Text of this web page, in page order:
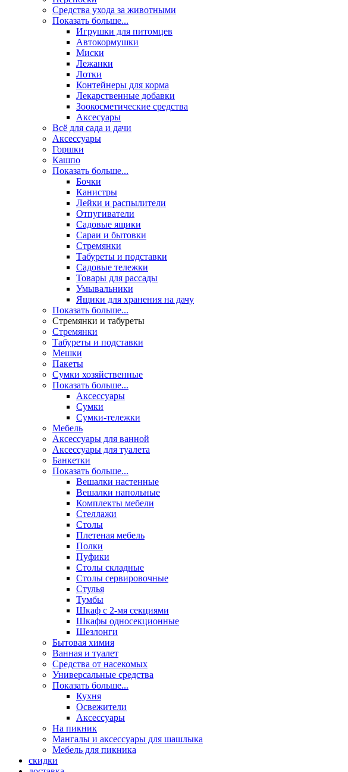
Средства ухода за животными
Показать больше...
Игрушки для питомцев
Автокормушки
Миски
Лежанки
Лотки
Контейнеры для корма
Лекарственные добавки
Зоокосметические средства
Аксесуары
Всё для сада и дачи
Аксессуары
Горшки
Кашпо
Показать больше...
Бочки
Канистры
Лейки и распылители
Отпугиватели
Садовые ящики
Сараи и бытовки
Стремянки
Табуреты и подставки
Садовые тележки
Товары для рассады
Умывальники
Ящики для хранения на дачу
Показать больше...
Стремянки и табуреты
Стремянки
Табуреты и подставки
Мешки
Пакеты
Сумки хозяйственные
Показать больше...
Аксессуары
Сумки
Сумки-тележки
Мебель
Аксессуары для ванной
Аксессуары для туалета
Банкетки
Показать больше...
Вешалки настенные
Вешалки напольные
Комплекты мебели
Стеллажи
Столы
Плетеная мебель
Полки
Пуфики
Столы складные
Столы сервировочные
Стулья
Тумбы
Шкаф с 2-мя секциями
Шкафы односекционные
Шезлонги
Бытовая химия
Ванная и туалет
Средства от насекомых
Универсальные средства
Показать больше...
Кухня
Освежители
Аксессуары
На пикник
Мангалы и аксессуары для шашлыка
Мебель для пикника
скидки